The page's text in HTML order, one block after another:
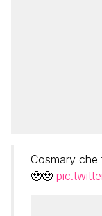
Cosmary
🥹🥹